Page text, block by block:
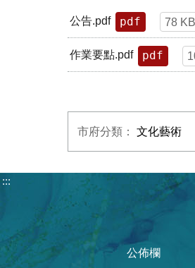
公告.pdf pdf 78 KB
作業要點.pdf pdf
市府分類： 文化藝術
:::
公佈欄